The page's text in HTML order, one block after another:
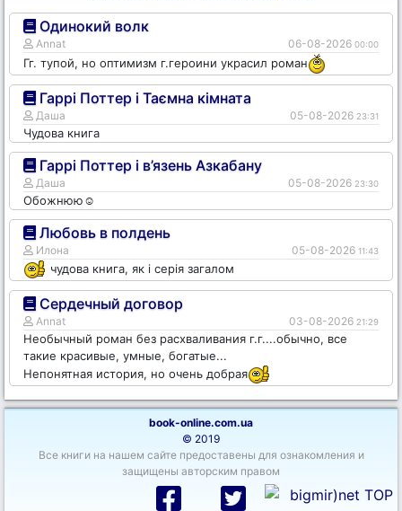
Одинокий волк
Annat 06-08-2026 00:00
Гг. тупой, но оптимизм г.героини украсил роман
Гаррі Поттер і Таємна кімната
Даша 05-08-2026 23:31
Чудова книга
Гаррі Поттер і в’язень Азкабану
Даша 05-08-2026 23:30
Обожнюю☺️
Любовь в полдень
Илона 05-08-2026 11:43
чудова книга, як і серія загалом
Сердечный договор
Annat 03-08-2026 21:29
Необычный роман без расхваливания г.г....обычно, все
такие красивые, умные, богатые...
Непонятная история, но очень добрая
book-online.com.ua
© 2019
Все книги на нашем сайте предоставены для ознакомления и
защищены авторским правом